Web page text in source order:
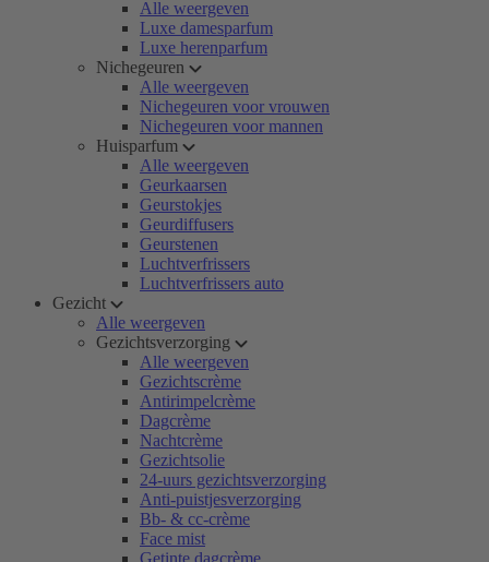
Alle weergeven
Luxe damesparfum
Luxe herenparfum
Nichegeuren
Alle weergeven
Nichegeuren voor vrouwen
Nichegeuren voor mannen
Huisparfum
Alle weergeven
Geurkaarsen
Geurstokjes
Geurdiffusers
Geurstenen
Luchtverfrissers
Luchtverfrissers auto
Gezicht
Alle weergeven
Gezichtsverzorging
Alle weergeven
Gezichtscrème
Antirimpelcrème
Dagcrème
Nachtcrème
Gezichtsolie
24-uurs gezichtsverzorging
Anti-puistjesverzorging
Bb- & cc-crème
Face mist
Getinte dagcrème